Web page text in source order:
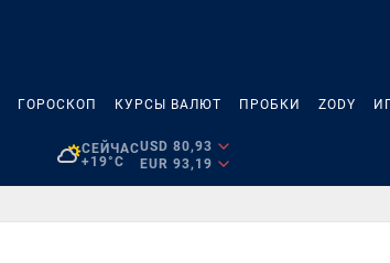
ГОРОСКОП КУРСЫ ВАЛЮТ ПРОБКИ ZODY
СЕЙЧАС
+19°C
USD 80,93
EUR 93,19